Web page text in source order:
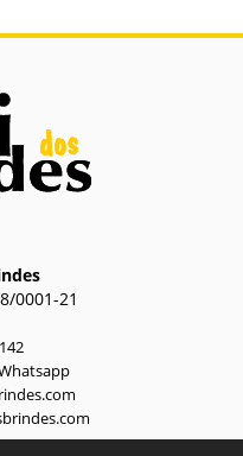
0001-21